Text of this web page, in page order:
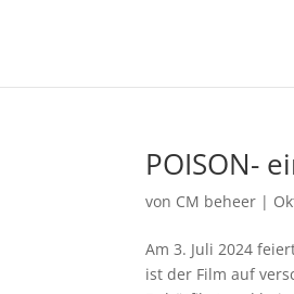
POISON-
von CM beheer |
Am 3. Juli 2024
ist der Film auf